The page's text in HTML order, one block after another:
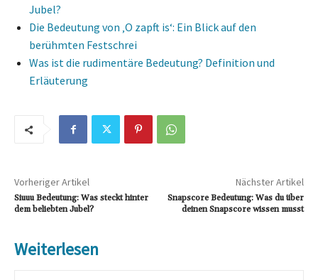
Jubel?
Die Bedeutung von ‚O zapft is‘: Ein Blick auf den
berühmten Festschrei
Was ist die rudimentäre Bedeutung? Definition und
Erläuterung
Vorheriger Artikel
Siuuu Bedeutung: Was steckt hinter
dem beliebten Jubel?
Nächster Artikel
Snapscore Bedeutung: Was du über
deinen Snapscore wissen musst
Weiterlesen